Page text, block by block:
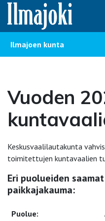
Hyppää sisältöön
Ilmajoen kunta
Vuoden
Keskusvaalilautakunta
toimitettujen kuntavaalien
Eri puolueiden
paikkajakauma:
Puolue: